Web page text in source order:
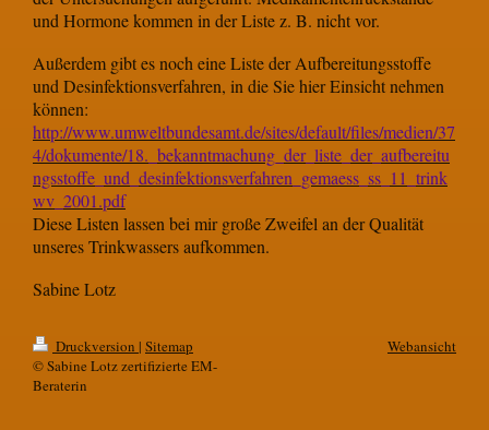
und Hormone kommen in der Liste z. B. nicht vor.
Außerdem gibt es noch eine Liste der Aufbereitungsstoffe
und Desinfektionsverfahren, in die Sie hier Einsicht nehmen
können:
http://www.umweltbundesamt.de/sites/default/files/medien/37
4/dokumente/18._bekanntmachung_der_liste_der_aufbereitu
ngsstoffe_und_desinfektionsverfahren_gemaess_ss_11_trink
wv_2001.pdf
Diese Listen lassen bei mir große Zweifel an der Qualität
unseres Trinkwassers aufkommen.
Sabine Lotz
Druckversion | Sitemap
© Sabine Lotz zertifizierte EM-
Beraterin
Webansicht